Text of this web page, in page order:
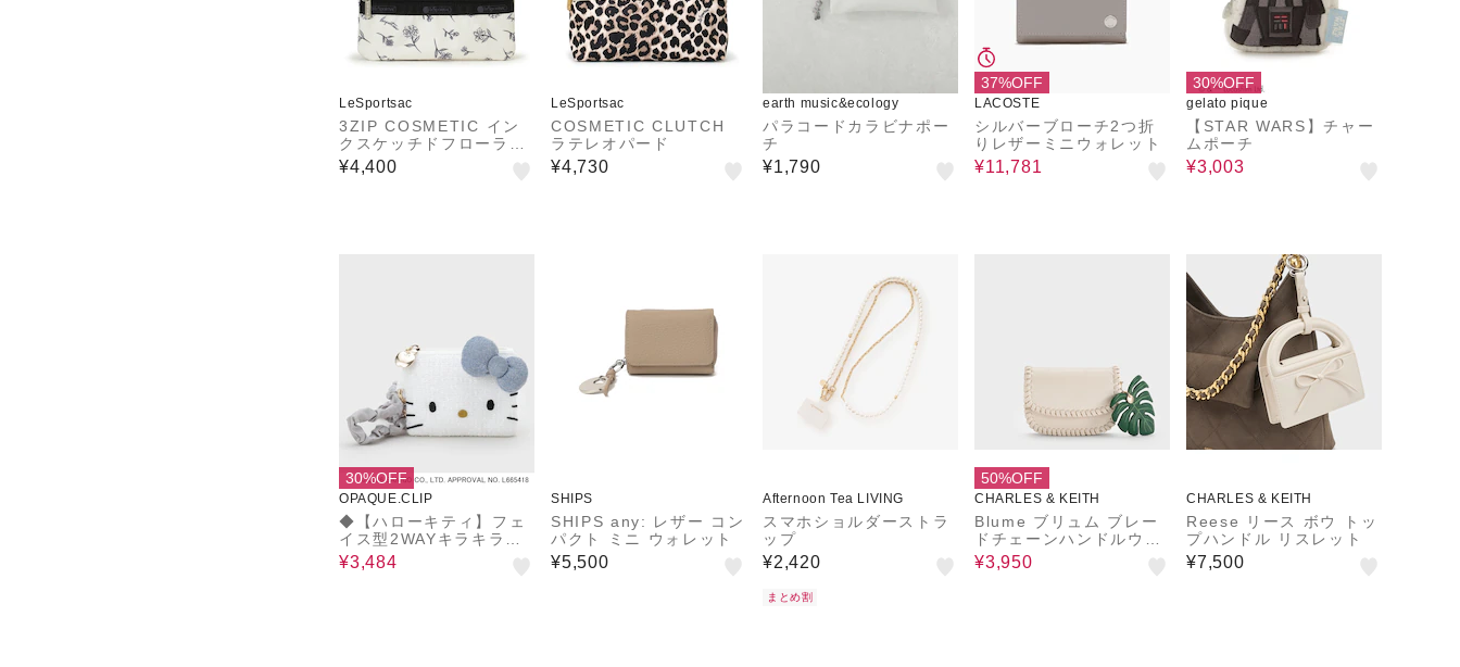
LeSportsac
3ZIP COSMETIC イン
クスケッチドフローラル
アイボリー
¥4,400
LeSportsac
COSMETIC CLUTCH
ラテレオパード
¥4,730
earth music&ecology
パラコードカラビナポー
チ
¥1,790
37%OFF
LACOSTE
シルバーブローチ2つ折
りレザーミニウォレット
¥11,781
30%OFF
gelato pique
【STAR WARS】チャー
ムポーチ
¥3,003
30%OFF
OPAQUE.CLIP
◆【ハローキティ】フェ
イス型2WAYキラキラフ
ラットポーチ
¥3,484
SHIPS
SHIPS any: レザー コン
パクト ミニ ウォレット
¥5,500
Afternoon Tea LIVING
スマホショルダーストラ
ップ
¥2,420
まとめ割
50%OFF
CHARLES & KEITH
Blume ブリュム ブレー
ドチェーンハンドルウォ
レット
¥3,950
CHARLES & KEITH
Reese リース ボウ トッ
プハンドル リスレット
¥7,500